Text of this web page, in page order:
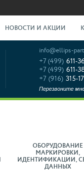
НОВОСТИ И АКЦИИ
info@ellips-
+7 (499) 611-
+7 (499) 611-
+7 (916) 315-
Перезвоните
ОБОРУДОВАНИЕ
МАРКИРОВКИ,
ИДЕНТИФИКАЦИИ,
ДАННЫХ